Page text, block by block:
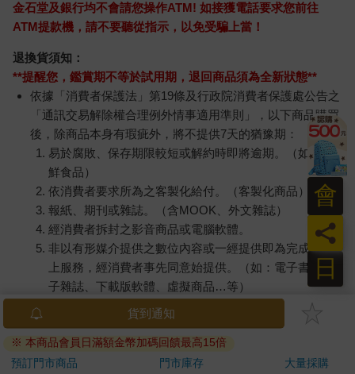
金石堂及銀行均不會請您操作ATM! 如接獲電話要求您前往
ATM提款機，請不要聽從指示，以免受騙上當！
退換貨須知：
**提醒您，鑑賞期不等於試用期，退回商品須為全新狀態**
依據「消費者保護法」第19條及行政院消費者保護處公告之
「通訊交易解除權合理例外情事適用準則」，以下商品購買
後，除商品本身有瑕疵外，將不提供7天的猶豫期：
易於腐敗、保存期限較短或解約時即將逾期。（如：生
鮮食品）
依消費者要求所為之客製化給付。（客製化商品）
報紙、期刊或雜誌。（含MOOK、外文雜誌）
經消費者拆封之影音商品或電腦軟體。
非以有形媒介提供之數位內容或一經提供即為完成之線
上服務，經消費者事先同意始提供。（如：電子書、電
子雜誌、下載版軟體、虛擬商品…等）
已拆封之個人衛生用品。（如：內衣褲、刮鬍刀、除毛
若非上列種類商品，均享有到貨7天的猶豫期（含例假
日）。
貨到通知
※ 本商品會員日滿額金幣加碼回饋最高15倍
預訂門市商品
門市庫存 大量採購
日
員
會